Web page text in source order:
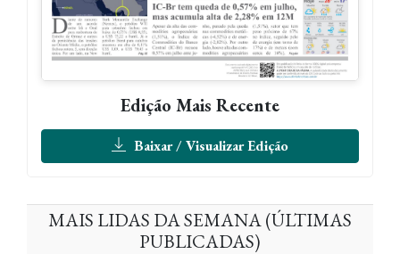
Edição Mais Recente
Baixar / Visualizar Edição
MAIS LIDAS DA SEMANA (ÚLTIMAS
PUBLICADAS)